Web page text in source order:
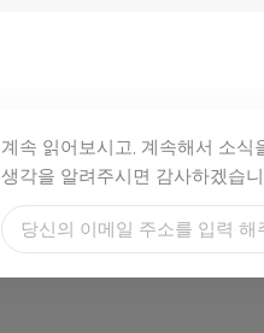
계속 읽어보시고, 계속해서 소식
생각을 알려주시면 감사하겠습